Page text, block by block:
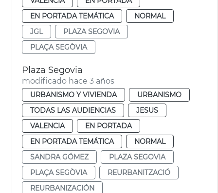
EN PORTADA TEMÁTICA
NORMAL
JGL
PLAZA SEGOVIA
PLAÇA SEGÒVIA
Plaza Segovia
modificado hace 3 años
URBANISMO Y VIVIENDA
URBANISMO
TODAS LAS AUDIENCIAS
JESUS
VALENCIA
EN PORTADA
EN PORTADA TEMÁTICA
NORMAL
SANDRA GÓMEZ
PLAZA SEGOVIA
PLAÇA SEGÒVIA
REURBANITZACIÓ
REURBANIZACIÓN